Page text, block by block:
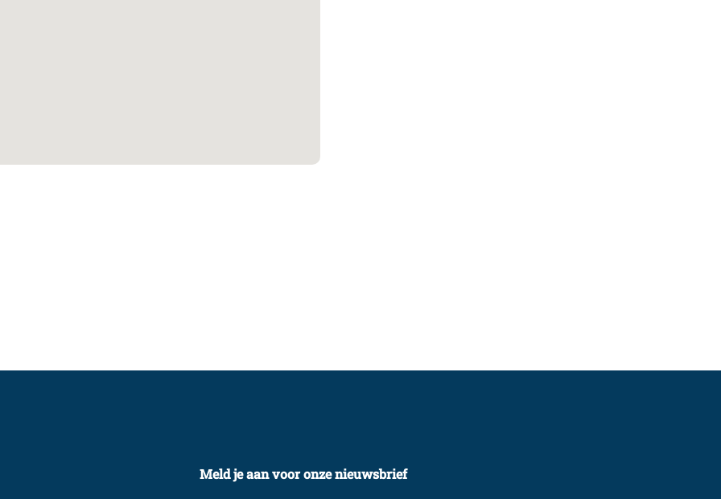
Meld je aan voor onze nieuwsbrief